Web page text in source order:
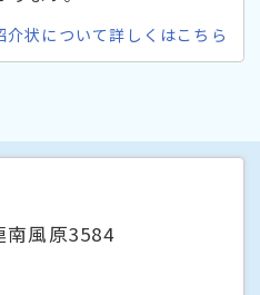
介状について詳しくはこちら
南風原3584